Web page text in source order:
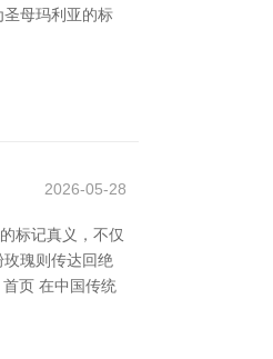
母玛利亚的标
2026-05-28
标记真义，不仅
瑰则传达回绝
页 在中国传统